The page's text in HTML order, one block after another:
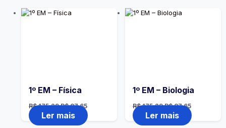
1º EM – Física
R$175,29 R$87,65
Ler mais
1º EM – Biologia
R$175,29 R$87,65
Ler mais